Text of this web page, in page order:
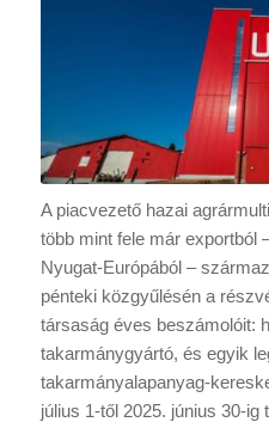
A piacvezető hazai
több mint fele már exportból
Nyugat-Európából –
pénteki közgyűlésén a
társaság éves beszámolóit:
takarmánygyártó, és egyik
takarmányalapanyag-
július 1-től 2025. június 30-ig